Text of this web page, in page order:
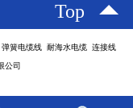
Top
簧电缆线 耐海水电缆 连接线
公司